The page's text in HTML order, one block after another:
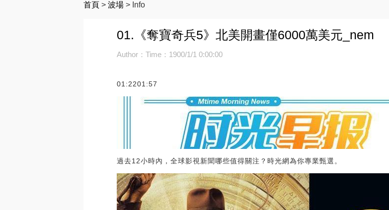
首頁 > 波場 > Info
01.《奪寶奇兵5》北美開畫僅6000萬美元_nem
Author：Time：1900/1/1 0:00:00
01:2201:57
過去12小時內，全球影視新聞哪些值得關注？時光網為你專業甄選。